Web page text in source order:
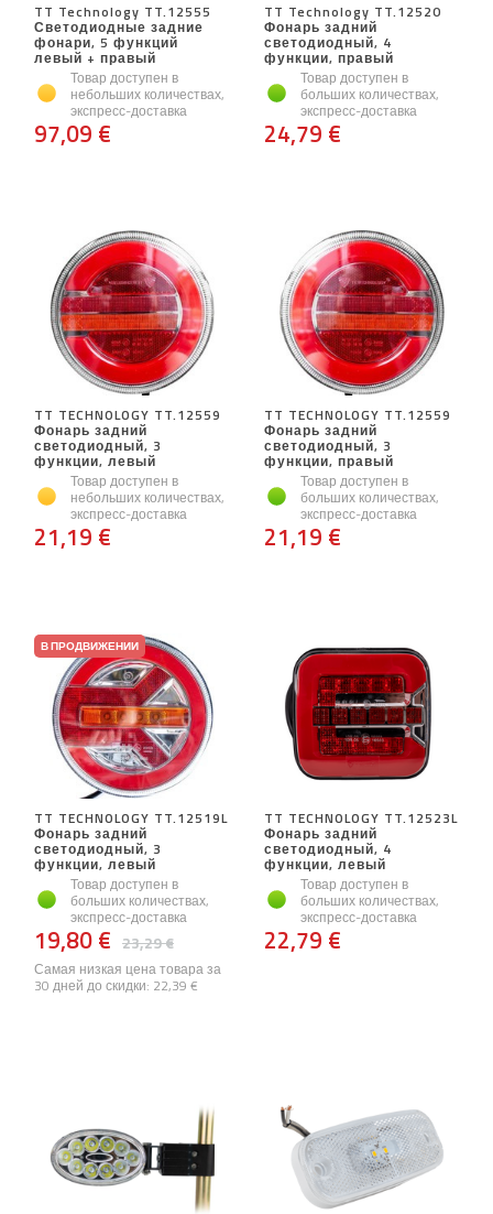
TT Technology TT.12555
Светодиодные задние
фонари, 5 функций
левый + правый
Товар доступен в
небольших количествах,
экспресс-доставка
97,09 €
TT Technology TT.12520
Фонарь задний
светодиодный, 4
функции, правый
Товар доступен в
больших количествах,
экспресс-доставка
24,79 €
TT TECHNOLOGY TT.12559
Фонарь задний
светодиодный, 3
функции, левый
Товар доступен в
небольших количествах,
экспресс-доставка
21,19 €
TT TECHNOLOGY TT.12559
Фонарь задний
светодиодный, 3
функции, правый
Товар доступен в
больших количествах,
экспресс-доставка
21,19 €
В ПРОДВИЖЕНИИ
TT TECHNOLOGY TT.12519L
Фонарь задний
светодиодный, 3
функции, левый
Товар доступен в
больших количествах,
экспресс-доставка
23,29 €
19,80 €
Самая низкая цена товара за
30 дней до скидки: 22,39 €
TT TECHNOLOGY TT.12523L
Фонарь задний
светодиодный, 4
функции, левый
Товар доступен в
больших количествах,
экспресс-доставка
22,79 €